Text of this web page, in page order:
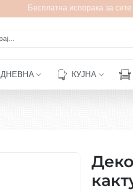
Бесплатна испорака за сите
ДНЕВНА КУЈНА